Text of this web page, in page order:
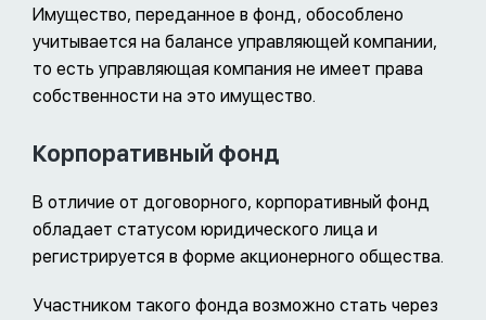
Имущество, переданное в фонд, обособлено
учитывается на балансе управляющей компании,
то есть управляющая компания не имеет права
собственности на это имущество.
Корпоративный фонд
В отличие от договорного, корпоративный фонд
обладает статусом юридического лица и
регистрируется в форме акционерного общества.
Участником такого фонда возможно стать через